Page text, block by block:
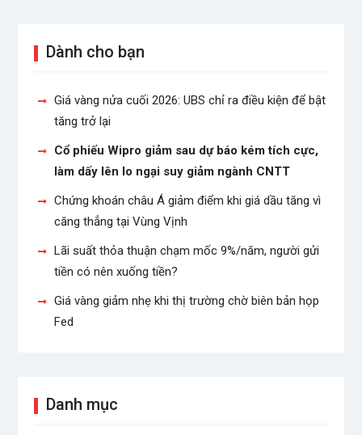
Dành cho bạn
Giá vàng nửa cuối 2026: UBS chỉ ra điều kiện để bật
tăng trở lại
Cổ phiếu Wipro giảm sau dự báo kém tích cực,
làm dấy lên lo ngại suy giảm ngành CNTT
Chứng khoán châu Á giảm điểm khi giá dầu tăng vì
căng thẳng tại Vùng Vịnh
Lãi suất thỏa thuận chạm mốc 9%/năm, người gửi
tiền có nên xuống tiền?
Giá vàng giảm nhẹ khi thị trường chờ biên bản họp
Fed
Danh mục